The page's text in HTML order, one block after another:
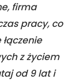
firma
pracy, co
z życiem
od 9 lat i